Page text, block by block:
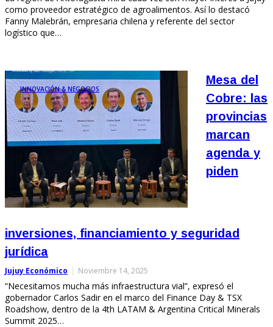
como proveedor estratégico de agroalimentos. Así lo destacó
Fanny Malebrán, empresaria chilena y referente del sector
logístico que…
INNOVACIÓN & NEGOCIOS
Mesa del
Cobre: las
provincias
marcan
agenda y
piden
inversiones, financiamiento y seguridad
jurídica
Jujuy Económico Noviembre 14, 2025
“Necesitamos mucha más infraestructura vial”, expresó el
gobernador Carlos Sadir en el marco del Finance Day & TSX
Roadshow, dentro de la 4th LATAM & Argentina Critical Minerals
Summit 2025…